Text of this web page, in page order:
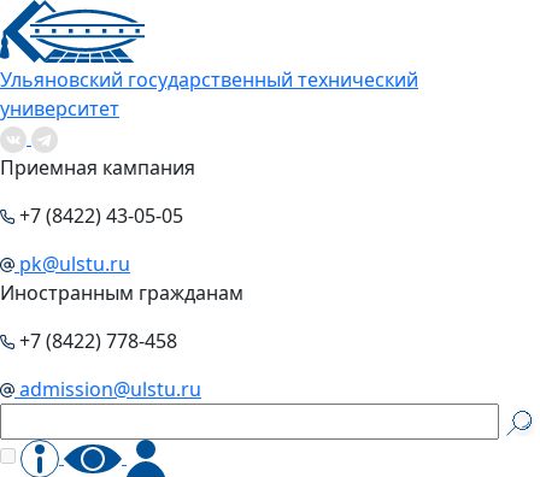
Ульяновский государственный технический
университет
Приемная кампания
+7 (8422) 43-05-05
pk@ulstu.ru
Иностранным гражданам
+7 (8422) 778-458
admission@ulstu.ru